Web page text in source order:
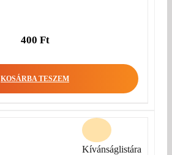
400 Ft
KOSÁRBA TESZEM
Kívánságlistára